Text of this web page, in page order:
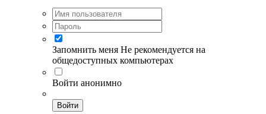
Запомнить меня Не рекомендуется на
общедоступных компьютерах
Войти анонимно
Войти